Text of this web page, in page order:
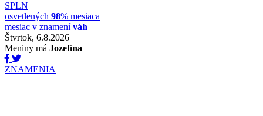
SPLN
osvetlených 98% mesiaca
mesiac v znameníváh
Štvrtok, 6.8.2026
Meniny má Jozefína
ZNAMENIA